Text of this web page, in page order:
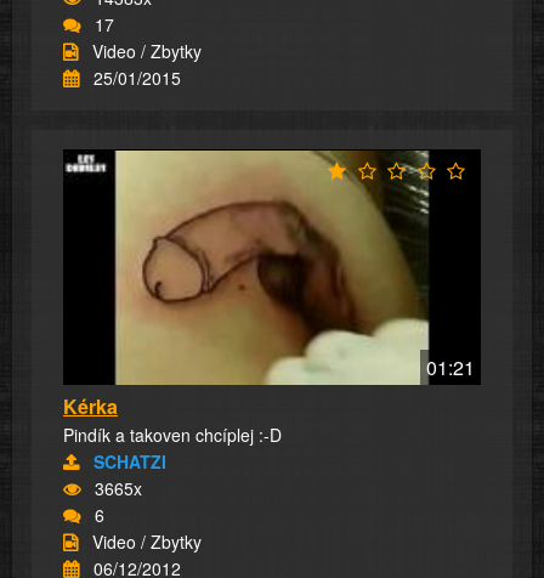
17
Video / Zbytky
25/01/2015
01:21
Kérka
Pindík a takoven chcíplej :-D
SCHATZI
3665x
6
Video / Zbytky
06/12/2012